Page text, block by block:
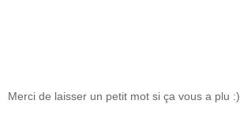
Merci de laisser un petit mot si ça vous a plu :)